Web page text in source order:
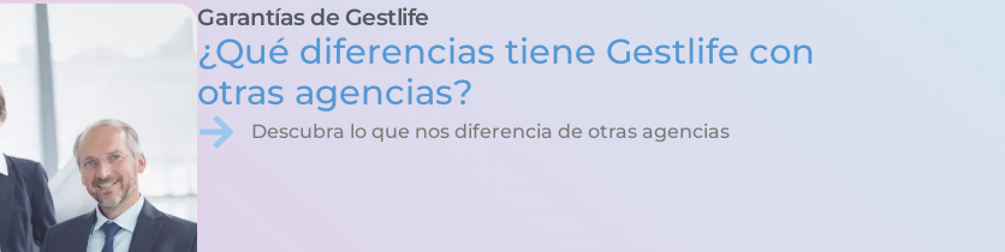
Garantías de Gestlife
¿Qué diferencias tiene Gestlife con
otras agencias?
Descubra lo que nos diferencia de otras agencias